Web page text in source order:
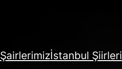
Şairlerimizİstanbul Şiirleri